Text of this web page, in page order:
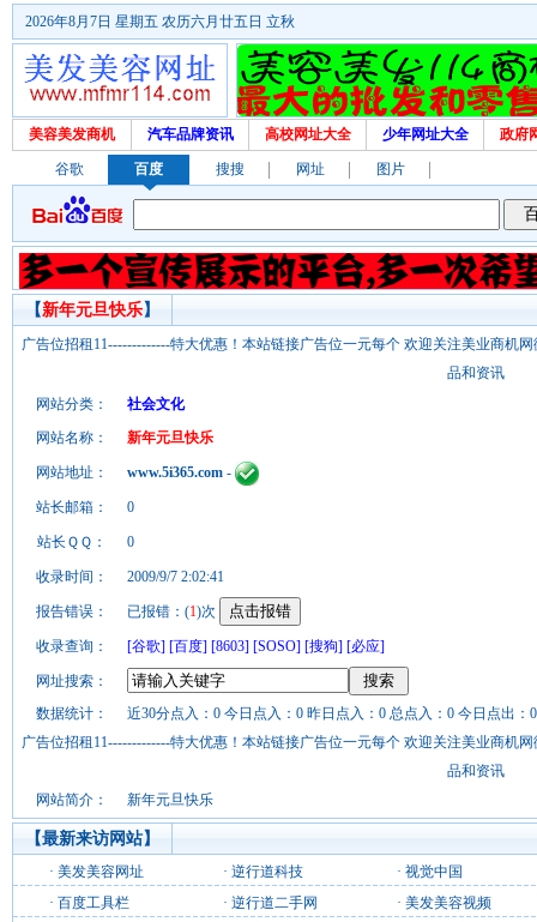
2026年8月7日 星期五 农历六月廿五日 立秋
美容美发商机 汽车品牌资讯 高校网址大全 少年网址大全 政府
谷歌 百度 搜搜 网址 图片
【新年元旦快乐】
广告位招租11-------------特大优惠！本站链接广告位一元每个 欢迎关注美业商机
品和资讯
网站分类：
社会文化
网站名称：
新年元旦快乐
网站地址： www.5i365.com -
站长邮箱： 0
站长ＱＱ： 0
收录时间： 2009/9/7 2:02:41
报告错误： 已报错：(1)次
收录查询： [谷歌] [百度] [8603] [SOSO] [搜狗] [必应]
网址搜索：
数据统计：
近30分点入：0 今日点入：0 昨日点入：0 总点入：0 今日点出：
广告位招租11-------------特大优惠！本站链接广告位一元每个 欢迎关注美业商机
品和资讯
网站简介：
新年元旦快乐
【最新来访网站】
· 美发美容网址 · 逆行道科技 · 视觉中国
· 百度工具栏 · 逆行道二手网 · 美发美容视频